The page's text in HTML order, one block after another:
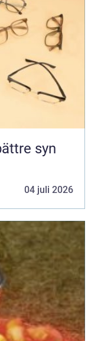
syn
04 juli 2026